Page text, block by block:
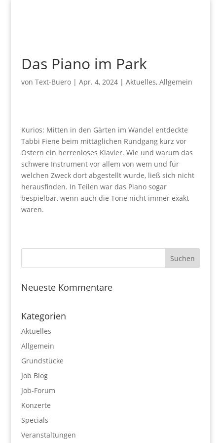
Das Piano im Park
von Text-Buero| Apr. 4, 2024| Aktuelles, Allgemein
Kurios: Mitten in den Gärten im Wandel entdeckte
Tabbi Fiene beim mittäglichen Rundgang kurz vor
Ostern ein herrenloses Klavier. Wie und warum das
schwere Instrument vor allem von wem und für
welchen Zweck dort abgestellt wurde, ließ sich nicht
herausfinden. In Teilen war das Piano sogar
bespielbar, wenn auch die Töne nicht immer exakt
waren.
Neueste Kommentare
Kategorien
Aktuelles
Allgemein
Grundstücke
Job Blog
Job-Forum
Konzerte
Specials
Veranstaltungen